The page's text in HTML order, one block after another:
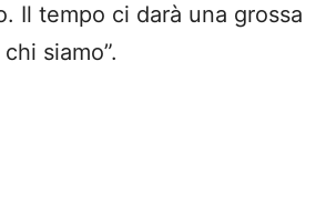
Il tempo ci darà una grossa
siamo”.